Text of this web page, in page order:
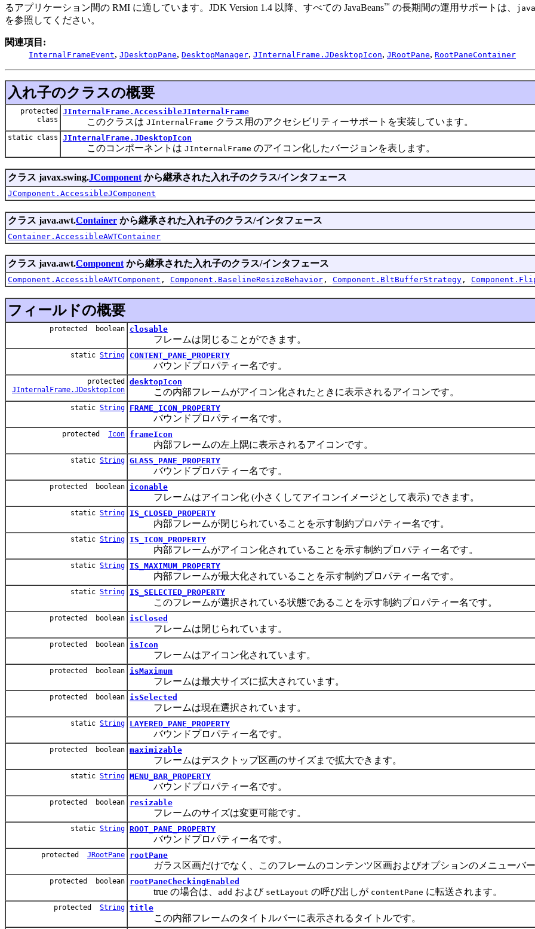
るアプリケーション間の RMI に適しています。JDK Version 1.4 以降、すべての JavaBeans™ の長期間の運用サポートは、
を参照してください。
関連項目:
InternalFrameEvent, JDesktopPane, DesktopManager, JInternalFrame.JDesktopIcon, JRootPane, RootPaneContainer
入れ子のクラスの概要
protected
class
JInternalFrame.AccessibleJInternalFrame
このクラスは JInternalFrame クラス用のアクセシビリティーサポートを実装しています。
static class JInternalFrame.JDesktopIcon
このコンポーネントは JInternalFrame のアイコン化したバージョンを表します。
クラス javax.swing.JComponent から継承された入れ子のクラス/インタフェース
JComponent.AccessibleJComponent
クラス java.awt.Container から継承された入れ子のクラス/インタフェース
Container.AccessibleAWTContainer
クラス java.awt.Component から継承された入れ子のクラス/インタフェース
Component.AccessibleAWTComponent , Component.BaselineResizeBehavior , Component.BltBufferStrategy ,
フィールドの概要
protected boolean closable
フレームは閉じることができます。
static String CONTENT_PANE_PROPERTY
バウンドプロパティー名です。
protected
JInternalFrame.JDesktopIcon
desktopIcon
この内部フレームがアイコン化されたときに表示されるアイコンです。
static String FRAME_ICON_PROPERTY
バウンドプロパティー名です。
protected Icon frameIcon
内部フレームの左上隅に表示されるアイコンです。
static String GLASS_PANE_PROPERTY
バウンドプロパティー名です。
protected boolean iconable
フレームはアイコン化 (小さくしてアイコンイメージとして表示) できます。
static String IS_CLOSED_PROPERTY
内部フレームが閉じられていることを示す制約プロパティー名です。
static String IS_ICON_PROPERTY
内部フレームがアイコン化されていることを示す制約プロパティー名です。
static String IS_MAXIMUM_PROPERTY
内部フレームが最大化されていることを示す制約プロパティー名です。
static String IS_SELECTED_PROPERTY
このフレームが選択されている状態であることを示す制約プロパティー名です。
protected boolean isClosed
フレームは閉じられています。
protected boolean isIcon
フレームはアイコン化されています。
protected boolean isMaximum
フレームは最大サイズに拡大されています。
protected boolean isSelected
フレームは現在選択されています。
static String LAYERED_PANE_PROPERTY
バウンドプロパティー名です。
protected boolean maximizable
フレームはデスクトップ区画のサイズまで拡大できます。
static String MENU_BAR_PROPERTY
バウンドプロパティー名です。
protected boolean resizable
フレームのサイズは変更可能です。
static String ROOT_PANE_PROPERTY
バウンドプロパティー名です。
protected JRootPane rootPane
ガラス区画だけでなく、このフレームのコンテンツ区画およびオプションのメニューバ
protected boolean rootPaneCheckingEnabled
true の場合は、 add および setLayout の呼び出しが contentPane に転送されます。
protected String title
この内部フレームのタイトルバーに表示されるタイトルです。